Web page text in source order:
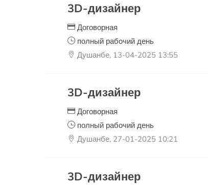
3D-дизайнер
Договорная
полный рабочий день
Душанбе, 13-04-2025 13:55
3D-дизайнер
Договорная
полный рабочий день
Душанбе, 27-01-2025 10:21
3D-дизайнер